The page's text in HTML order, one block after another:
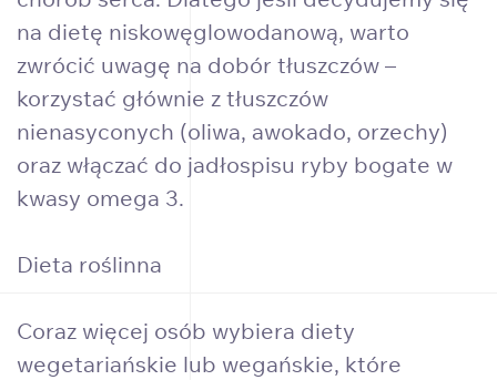
na dietę niskowęglowodanową, warto
zwrócić uwagę na dobór tłuszczów –
korzystać głównie z tłuszczów
nienasyconych (oliwa, awokado, orzechy)
oraz włączać do jadłospisu ryby bogate w
kwasy omega 3.
Dieta roślinna
Coraz więcej osób wybiera diety
wegetariańskie lub wegańskie, które